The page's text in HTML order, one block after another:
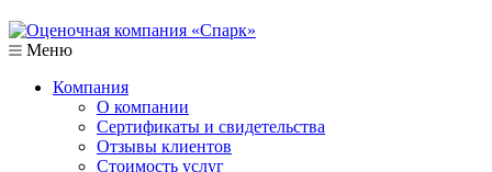
Меню
Компания
О компании
Сертификаты и свидетельства
Отзывы клиентов
Стоимость услуг